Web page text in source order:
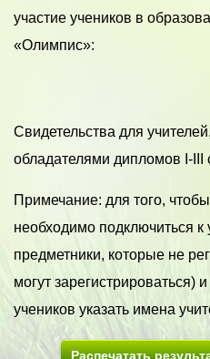
участие учеников в
«Олимпис»:
Свидетельства для
обладателями дипломов I-III
Примечание: для того,
необходимо подключиться к
предметники, которые не
могут зарегистрироваться)
учеников указать имена
Распечатать